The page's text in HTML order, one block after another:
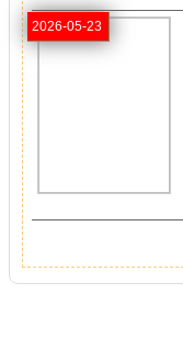
2026-05-23